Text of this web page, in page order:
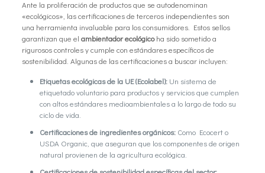
Ante la proliferación de productos que se autodenominan
«ecológicos», las certificaciones de terceros independientes son
una herramienta invaluable para los consumidores. Estos sellos
garantizan que el ambientador ecológicoha sido sometido a
rigurosos controles y cumple con estándares específicos de
sostenibilidad. Algunas de las certificaciones a buscar incluyen:
Etiquetas ecológicas de la UE (Ecolabel):Un sistema de
etiquetado voluntario para productos y servicios que cumplen
con altos estándares medioambientales a lo largo de todo su
ciclo de vida.
Certificaciones de ingredientes orgánicos:Como Ecocert o
USDA Organic, que aseguran que los componentes de origen
natural provienen de la agricultura ecológica.